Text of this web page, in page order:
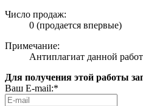
Число продаж:
0 (продается впервые)
Примечание:
Антиплагиат данной
Для получения этой работы
Ваш E-mail:*